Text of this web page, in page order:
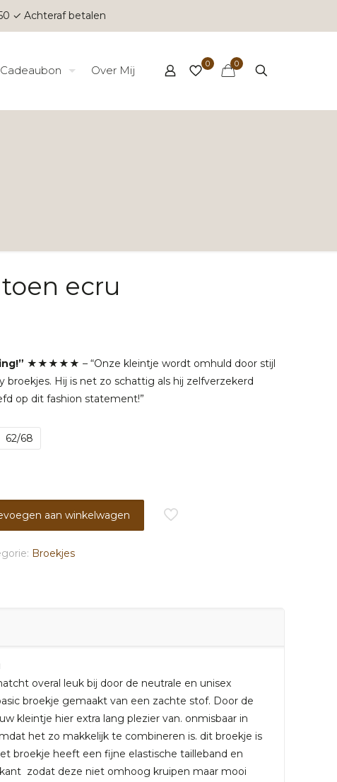
✓ Achteraf betalen
Cadeaubon Over Mij 0 0
ecru
★★★★★ – “Onze kleintje wordt omhuld door stijl
Hij is net zo schattig als hij zelfverzekerd
op dit fashion statement!”
62/68
aan winkelwagen
Broekjes
overal leuk bij door de neutrale en unisex
broekje gemaakt van een zachte stof. Door de
kleintje hier extra lang plezier van. onmisbaar in
het zo makkelijk te combineren is. dit broekje is
broekje heeft een fijne elastische tailleband en
zodat deze niet omhoog kruipen maar mooi